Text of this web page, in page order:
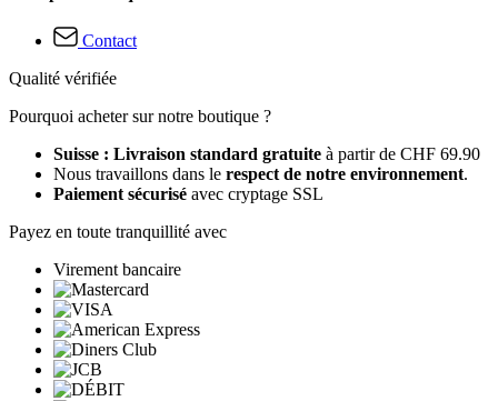
Contact
Qualité vérifiée
Pourquoi acheter sur notre boutique ?
Suisse : Livraison standard gratuite à partir de CHF 69.90
Nous travaillons dans le respect de notre environnement.
Paiement sécurisé avec cryptage SSL
Payez en toute tranquillité avec
Virement bancaire